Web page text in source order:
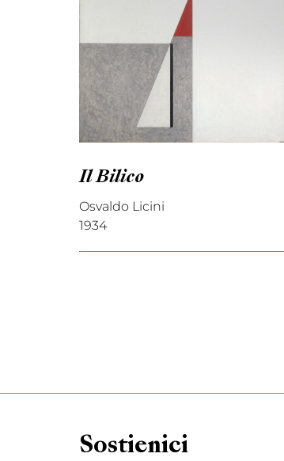
Il Bilico
Osvaldo Licini
1934
Sostienici